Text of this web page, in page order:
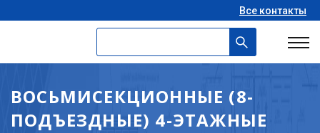
Все контакты
ВОСЬМИСЕКЦИОННЫЕ (8-
ПОДЪЕЗДНЫЕ) 4-ЭТАЖНЫЕ